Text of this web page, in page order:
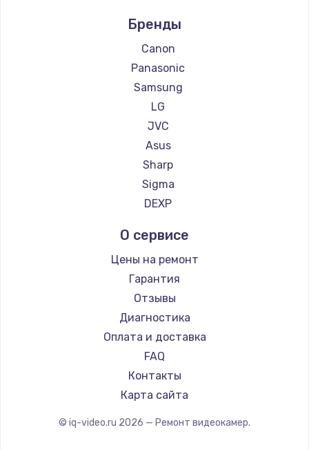
900 руб.
Заказать
Замена регулятора режимов конфорки
900 руб.
Заказать
Замена сенсорного датчика
1300 руб.
Заказать
Замена сигнальной лампы
1200 руб.
Замена системной платы
1500 руб.
Заказать
Замена температурного датчика
Бренды
Canon
Panasonic
Samsung
LG
JVC
Asus
Sharp
Sigma
DEXP
О сервисе
Цены на ремонт
Гарантия
Отзывы
Диагностика
Оплата и доставка
FAQ
Контакты
Карта сайта
© iq-video.ru 2026 — Ремонт видеокамер.